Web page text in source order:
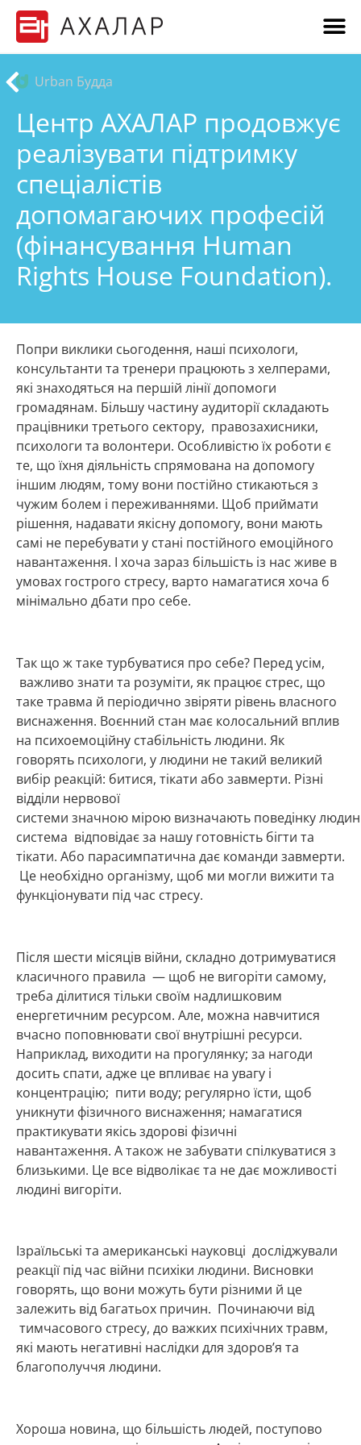
Urban Будда
Центр АХАЛАР продовжує
реалізувати підтримку
спеціалістів
допомагаючих професій
(фінансування Human
Rights House Foundation).
Попри виклики сьогодення, наші психологи,
консультанти та тренери працюють з хелперами,
які знаходяться на першій лінії допомоги
громадянам. Більшу частину аудиторії складають
працівники третього сектору, правозахисники,
психологи та волонтери. Особливістю їх роботи є
те, що їхня діяльність спрямована на допомогу
іншим людям, тому вони постійно стикаються з
чужим болем і переживаннями. Щоб приймати
рішення, надавати якісну допомогу, вони мають
самі не перебувати у стані постійного емоційного
навантаження. І хоча зараз більшість із нас живе в
умовах гострого стресу, варто намагатися хоча б
мінімально дбати про себе.
Так що ж таке турбуватися про себе? Перед усім,
важливо знати та розуміти, як працює стрес, що
таке травма й періодично звіряти рівень власного
виснаження. Воєнний стан має колосальний вплив
на психоемоційну стабільність людини. Як
говорять психологи, у людини не такий великий
вибір реакцій: битися, тікати або завмерти. Різні
відділи нервової
системи значною мірою визначають поведінку
система відповідає за нашу готовність бігти та
тікати. Або парасимпатична дає команди завмерти.
Це необхідно організму, щоб ми могли вижити та
функціонувати під час стресу.
Після шести місяців війни, складно дотримуватися
класичного правила — щоб не вигоріти самому,
треба ділитися тільки своїм надлишковим
енергетичним ресурсом. Але, можна навчитися
вчасно поповнювати свої внутрішні ресурси.
Наприклад, виходити на прогулянку; за нагоди
досить спати, адже це впливає на увагу і
концентрацію; пити воду; регулярно їсти, щоб
уникнути фізичного виснаження; намагатися
практикувати якісь здорові фізичні
навантаження. А також не забувати спілкуватися з
близькими. Це все відволікає та не дає можливості
людині вигоріти.
Ізраїльські та американські науковці досліджували
реакції під час війни психіки людини. Висновки
говорять, що вони можуть бути різними й це
залежить від багатьох причин. Починаючи від
тимчасового стресу, до важких психічних травм,
які мають негативні наслідки для здоров’я та
благополуччя людини.
Хороша новина, що більшість людей, поступово